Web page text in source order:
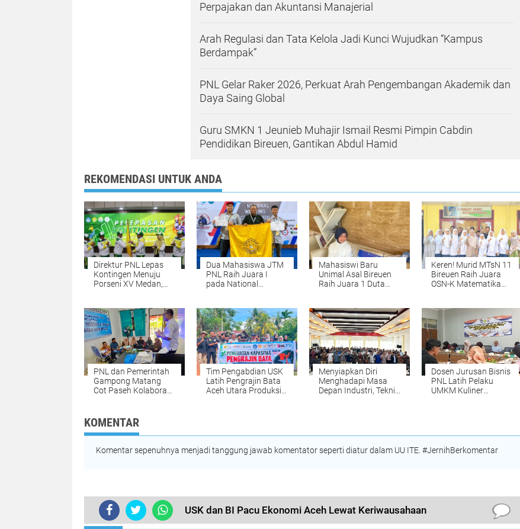
Perpajakan dan Akuntansi Manajerial
Arah Regulasi dan Tata Kelola Jadi Kunci Wujudkan “Kampus
Berdampak”
PNL Gelar Raker 2026, Perkuat Arah Pengembangan Akademik dan
Daya Saing Global
Guru SMKN 1 Jeunieb Muhajir Ismail Resmi Pimpin Cabdin
Pendidikan Bireuen, Gantikan Abdul Hamid
REKOMENDASI UNTUK ANDA
Direktur PNL Lepas
Kontingen Menuju
Porseni XV Medan,
Sportivitas
Dua Mahasiswa JTM
PNL Raih Juara I
pada National
Surabaya
Mahasiswi Baru
Unimal Asal Bireuen
Raih Juara 1 Duta
Lhokseumawe ke
Tingkat Nasional
Keren! Murid MTsN 11
Bireuen Raih Juara
OSN-K Matematika
PNL dan Pemerintah
Gampong Matang
Cot Paseh Kolaborasi
Desa
Tim Pengabdian USK
Latih Pengrajin Bata
Aceh Utara Produksi
Menyiapkan Diri
Menghadapi Masa
Depan Industri, Teknik
Dosen Jurusan Bisnis
PNL Latih Pelaku
UMKM Kuliner
KOMENTAR
Komentar sepenuhnya menjadi tanggung jawab komentator seperti diatur dalam UU ITE. #JernihBerkomentar
USK dan BI Pacu Ekonomi Aceh Lewat Keriwausahaan
TERKINI